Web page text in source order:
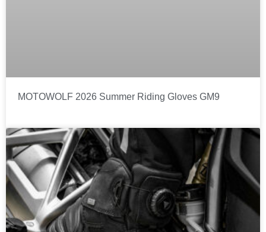
MOTOWOLF 2026 Summer Riding Gloves GM9